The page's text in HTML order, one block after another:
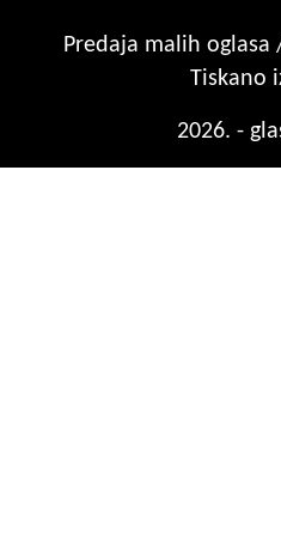
Predaja malih
Tiskano
2026. -